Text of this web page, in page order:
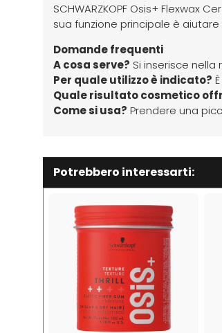
SCHWARZKOPF Osis+ Flexwax
sua funzione principale è
Domande frequenti
A cosa serve? Si inserisce
Per quale utilizzo è indicato?
Quale risultato cosmetico
Come si usa? Prendere una
Potrebbero interessarti: